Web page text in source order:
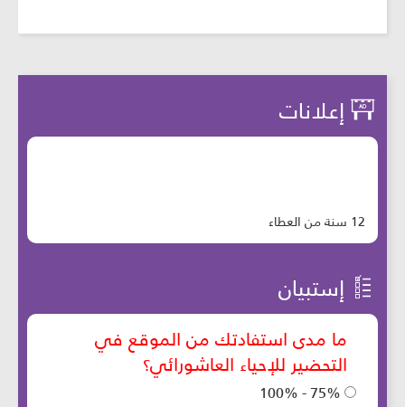
إعلانات
12 سنة من العطاء
إستبيان